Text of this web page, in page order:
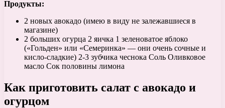
Продукты:
2 новых авокадо (имею в виду не залежавшиеся в
магазине)
2 больших огурца 2 яичка 1 зеленоватое яблоко
(«Гольден» или «Семеринка» — они очень сочные и
кисло-сладкие) 2-3 зубчика чеснока Соль Оливковое
масло Сок половины лимона
Как приготовить салат с авокадо и
огурцом